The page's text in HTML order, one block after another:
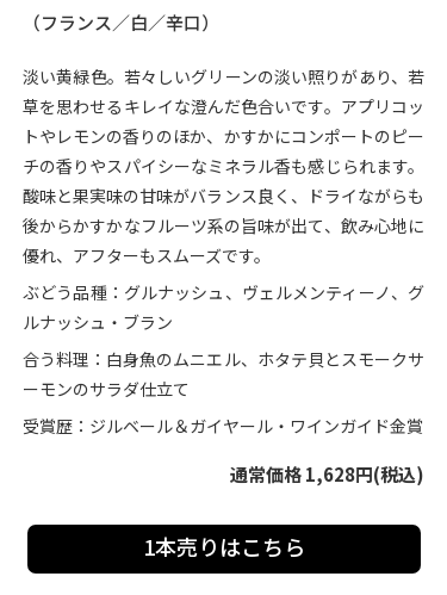
（フランス／白／辛口）
淡い黄緑色。若々しいグリーンの淡い照りがあり、若
草を思わせるキレイな澄んだ色合いです。アプリコッ
トやレモンの香りのほか、かすかにコンポートのピー
チの香りやスパイシーなミネラル香も感じられます。
酸味と果実味の甘味がバランス良く、ドライながらも
後からかすかなフルーツ系の旨味が出て、飲み心地に
優れ、アフターもスムーズです。
ぶどう品種：グルナッシュ、ヴェルメンティーノ、グ
ルナッシュ・ブラン
合う料理：白身魚のムニエル、ホタテ貝とスモークサ
ーモンのサラダ仕立て
受賞歴：ジルベール＆ガイヤール・ワインガイド金賞
通常価格 1,628円(税込)
1本売りはこちら